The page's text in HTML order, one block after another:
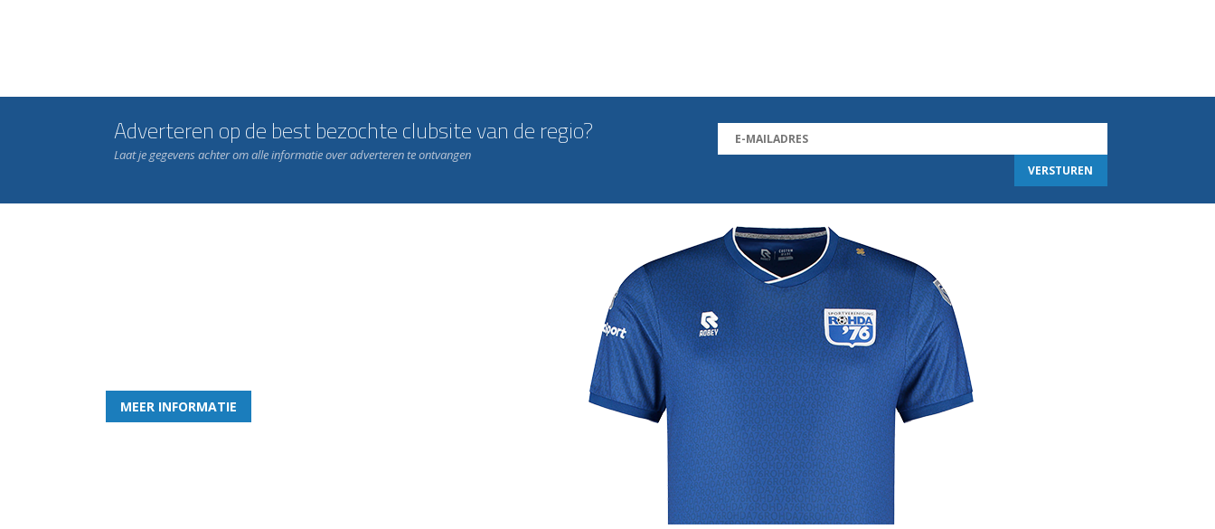
Adverteren op de best bezochte clubsite van de regio?
Laat je gegevens achter om alle informatie over adverteren te ontvangen
MEER INFORMATIE